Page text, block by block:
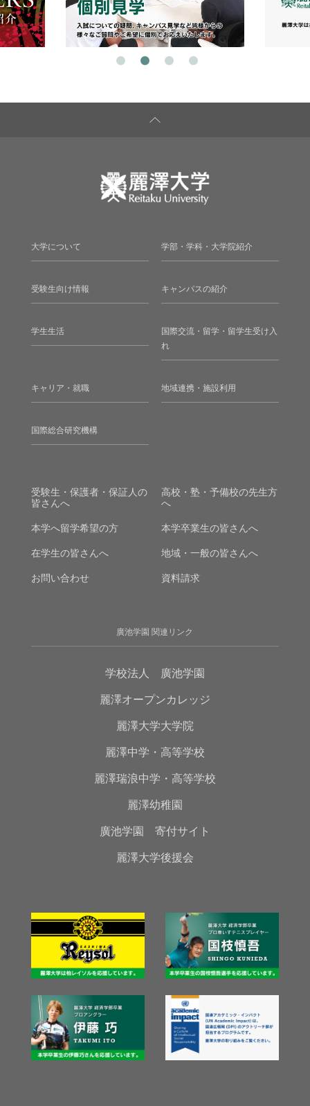
大学について 学部・学科・大学院紹介
受験生向け情報 キャンパスの紹介
学生生活
国際交流・留学・留学生受け入
れ
キャリア・就職 地域連携・施設利用
国際総合研究機構
受験生・保護者・保証人の
皆さんへ
高校・塾・予備校の先生方
へ
本学へ留学希望の方 本学卒業生の皆さんへ
在学生の皆さんへ 地域・一般の皆さんへ
お問い合わせ 資料請求
廣池学園 関連リンク
学校法人 廣池学園
麗澤オープンカレッジ
麗澤大学大学院
麗澤中学・高等学校
麗澤瑞浪中学・高等学校
麗澤幼稚園
廣池学園 寄付サイト
麗澤大学後援会